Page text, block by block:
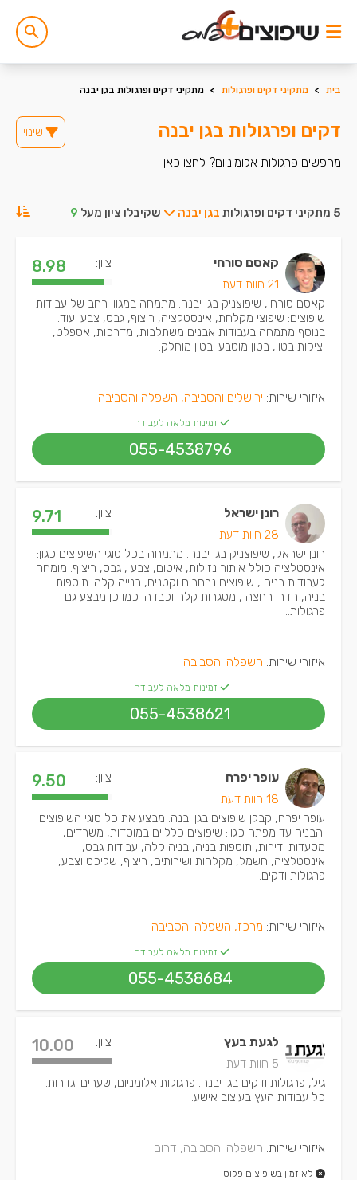
בית > מתקיני דקים ופרגולות > מתקיני דקים ופרגולות בגן יבנה
דקים ופרגולות בגן יבנה
מחפשים פרגולות אלומיניום? לחצו כאן
שינוי
5 מתקיני דקים ופרגולות בגן יבנה שקיבלו ציון מעל 9
קאסם סורחי
21 חוות דעת
ציון: 8.98
קאסם סורחי, שיפוצניק בגן יבנה. מתמחה במגוון רחב של עבודות
שיפוצים: שיפוצי מקלחת, אינסטלציה, ריצוף, גבס, צבע ועוד.
בנוסף מתמחה בעבודות אבנים משתלבות, מדרכות, אספלט,
יציקות בטון, בטון מוטבע ובטון מוחלק.
איזורי שירות: ירושלים והסביבה, השפלה והסביבה
זמינות מלאה לעבודה
055-4538796
רונן ישראל
28 חוות דעת
ציון: 9.71
רונן ישראל, שיפוצניק בגן יבנה. מתמחה בכל סוגי השיפוצים כגון:
אינסטלציה כולל איתור נזילות, איטום, צבע , גבס, ריצוף. מומחה
לעבודות בניה , שיפוצים נרחבים וקטנים, בנייה קלה. תוספות
בניה, חדרי רחצה , מסגרות קלה וכבדה. כמו כן מבצע גם
פרגולות...
איזורי שירות: השפלה והסביבה
זמינות מלאה לעבודה
055-4538621
עופר יפרח
18 חוות דעת
ציון: 9.50
עופר יפרח, קבלן שיפוצים בגן יבנה. מבצע את כל סוגי השיפוצים
והבניה עד מפתח כגון: שיפוצים כלליים במוסדות, משרדים,
מסעדות ודירות, תוספות בניה, בניה קלה, עבודות גבס,
אינסטלציה, חשמל, מקלחות ושירותים, ריצוף, שליכט וצבע,
פרגולות ודקים.
איזורי שירות: מרכז, השפלה והסביבה
זמינות מלאה לעבודה
055-4538684
לגעת בעץ
5 חוות דעת
ציון: 10.00
גיל, פרגולות ודקים בגן יבנה. פרגולות אלומניום, שערים וגדרות.
כל עבודות העץ בעיצוב אישע.
איזורי שירות: השפלה והסביבה, דרום
לא זמין בשיפוצים פלוס